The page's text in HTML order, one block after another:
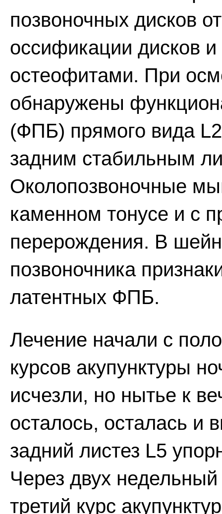
позвоночных дисков
оссификации дисков
остеофитами. При
обнаружены
(ФПБ) прямого вида
задним стабильным
Околопозвоночные
каменном тонусе и с
перерождения. В
позвоночника
латентных ФПБ.
Лечение начали с
курсов акупунктуры
исчезли, но нытье к
осталось, осталась и
задний листез L5
Через двух
третий курс